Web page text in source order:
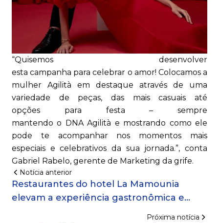
“Quisemos desenvolver
esta campanha para celebrar o amor! Colocamos a
mulher Agilità em destaque através de uma
variedade de peças, das mais casuais até
opções para festa – sempre
mantendo o DNA Agilità e mostrando como ele
pode te acompanhar nos momentos mais
especiais e celebrativos da sua jornada.”, conta
Gabriel Rabelo, gerente de Marketing da grife.
Notícia anterior
Restaurantes do hotel La Mamounia
elevam a experiência gastronômica e
Próxima notícia